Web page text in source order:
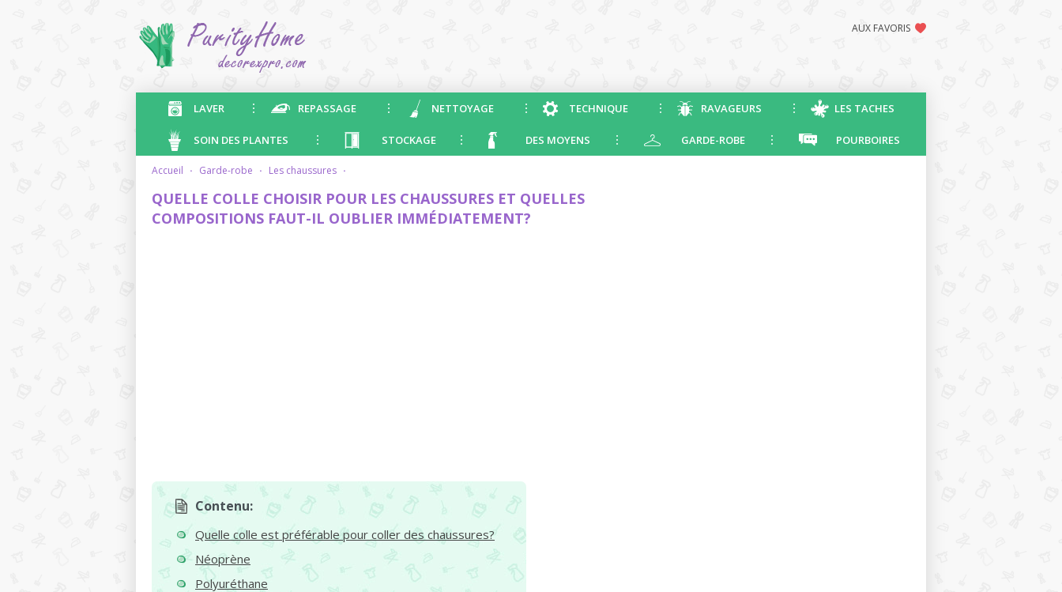
AUX FAVORIS
LAVER REPASSAGE NETTOYAGE TECHNIQUE RAVAGEURS LES TACHES
SOIN DES PLANTES STOCKAGE DES MOYENS GARDE-ROBE POURBOIRES
accueil · garde-robe · les chaussures ·
QUELLE COLLE CHOISIR POUR LES CHAUSSURES ET QUELLES
COMPOSITIONS FAUT-IL OUBLIER IMMÉDIATEMENT?
Contenu:
Quelle colle est préférable pour coller des chaussures?
Néoprène
Polyuréthane